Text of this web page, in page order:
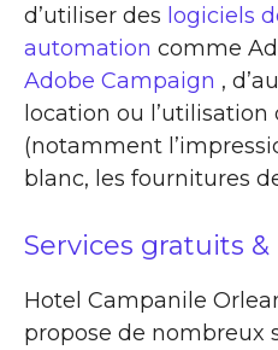
d’utiliser des logiciels
automation comme
Adobe Campaign ,
location ou
(notamment
blanc, les fournitures
Services gratuits
Hotel Campanile
propose de nombreux